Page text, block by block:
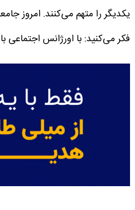
یکدیگر را متهم می‌کنند. امروز
فکر می‌کنید: با اورژانس اجتماعی با شماره